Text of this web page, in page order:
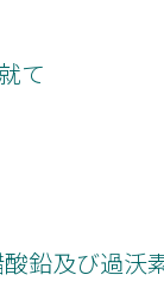
て
鉛及び過沃